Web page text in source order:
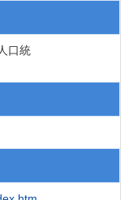
口統